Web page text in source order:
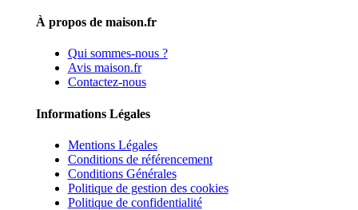
À propos de maison.fr
Qui sommes-nous ?
Avis maison.fr
Contactez-nous
Informations Légales
Mentions Légales
Conditions de référencement
Conditions Générales
Politique de gestion des cookies
Politique de confidentialité